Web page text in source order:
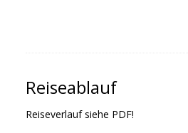
Reiseablauf
Reiseverlauf siehe PDF!